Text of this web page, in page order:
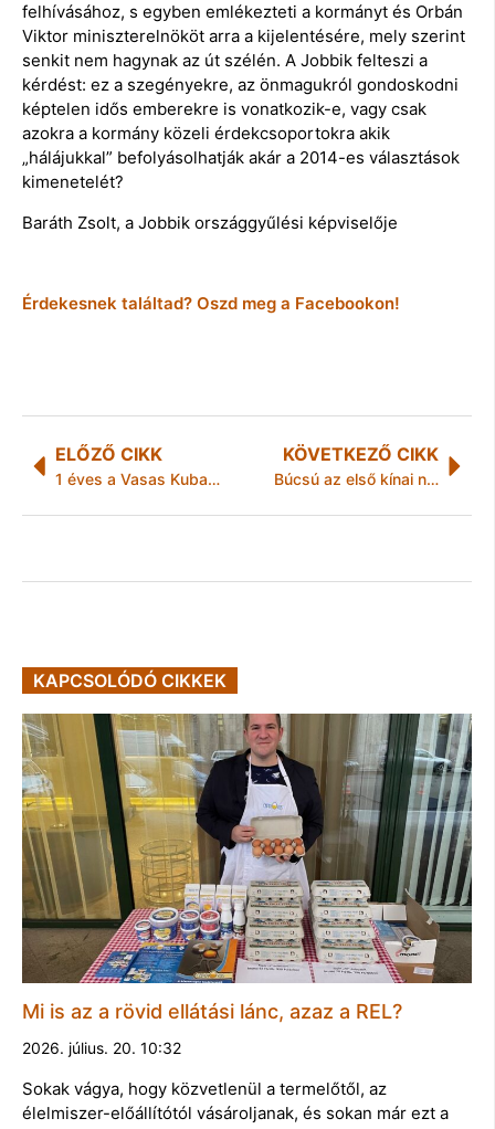
felhívásához, s egyben emlékezteti a kormányt és Orbán
Viktor miniszterelnököt arra a kijelentésére, mely szerint
senkit nem hagynak az út szélén. A Jobbik felteszi a
kérdést: ez a szegényekre, az önmagukról gondoskodni
képtelen idős emberekre is vonatkozik-e, vagy csak
azokra a kormány közeli érdekcsoportokra akik
„hálájukkal” befolyásolhatják akár a 2014-es választások
kimenetelét?
Baráth Zsolt, a Jobbik országgyűlési képviselője
Érdekesnek találtad? Oszd meg a Facebookon!
ELŐZŐ CIKK
1 éves a Vasas Kubala Akadémia
KÖVETKEZŐ CIKK
Búcsú az első kínai nyelvtanártól
KAPCSOLÓDÓ CIKKEK
Mi is az a rövid ellátási lánc, azaz a REL?
2026. július. 20. 10:32
Sokak vágya, hogy közvetlenül a termelőtől, az
élelmiszer-előállítótól vásároljanak, és sokan már ezt a